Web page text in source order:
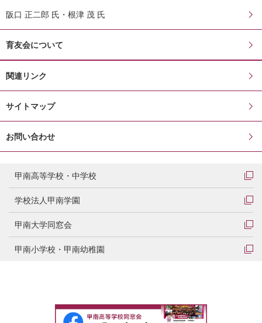
阪口 正二郎 氏・根津 茂 氏
育友会について
関連リンク
サイトマップ
お問い合わせ
甲南高等学校・中学校
学校法人甲南学園
甲南大学同窓会
甲南小学校・甲南幼稚園